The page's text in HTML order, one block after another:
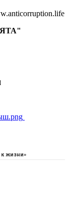
жизни»